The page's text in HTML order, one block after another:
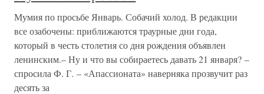
Мумия по просьбе Январь. Собачий холод. В редакции
все озабочены: приближаются траурные дни года,
который в честь столетия со дня рождения объявлен
ленинским.– Ну и что вы собираетесь давать 21 января? –
спросила Ф. Г. – «Апассионата» наверняка прозвучит раз
десять за